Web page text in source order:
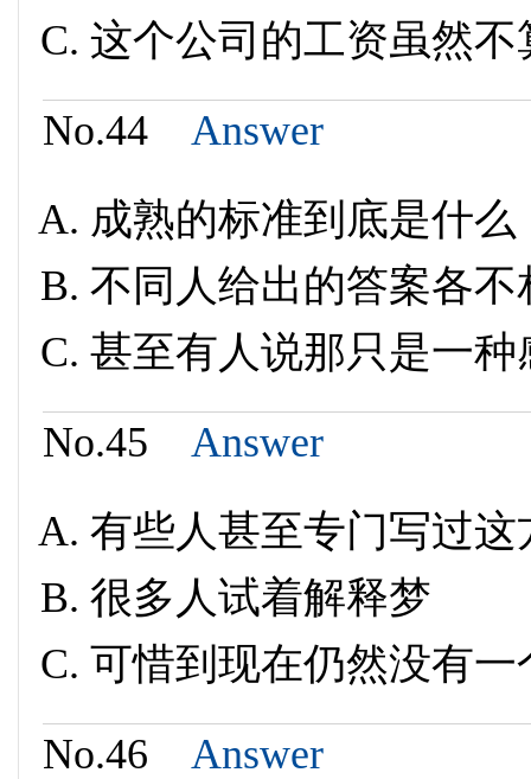
这个公司的工资虽然不
No.44 Answer
成熟的标准到底是什么
不同人给出的答案各不
甚至有人说那只是一
No.45 Answer
有些人甚至专门写过这
很多人试着解释梦
可惜到现在仍然没有
No.46 Answer